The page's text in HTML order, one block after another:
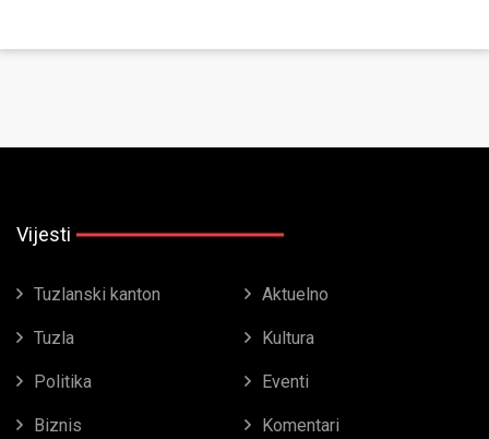
Vijesti
Tuzlanski kanton Aktuelno
Tuzla Kultura
Politika Eventi
Biznis Komentari